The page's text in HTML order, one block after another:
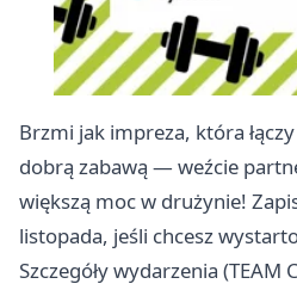
Brzmi jak impreza, która
dobrą zabawą — weźcie
większą moc w drużynie!
listopada, jeśli chcesz
Szczegóły wydarzenia (TEAM